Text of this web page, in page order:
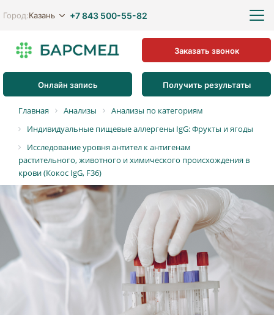
Город:Казань +7 843 500-55-82
Онлайн запись Получить результаты
Заказать звонок
Главная Анализы
Анализы по категориям
Индивидуальные пищевые аллергены IgG: Фрукты и ягоды
Исследование уровня антител к антигенам
растительного, животного и химического происхождения в
крови (Кокос IgG, F36)